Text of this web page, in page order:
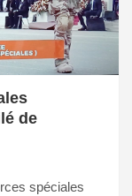
de
spéciales